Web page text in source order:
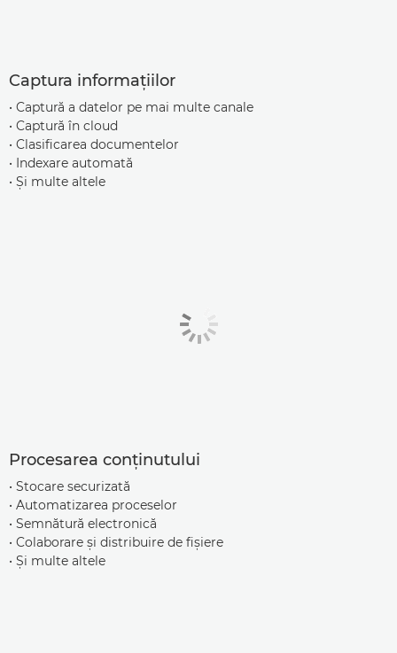
Captura informaţiilor
• Captură a datelor pe mai multe canale
• Captură în cloud
• Clasificarea documentelor
• Indexare automată
• Şi multe altele
Procesarea conţinutului
• Stocare securizată
• Automatizarea proceselor
• Semnătură electronică
• Colaborare şi distribuire de fişiere
• Şi multe altele